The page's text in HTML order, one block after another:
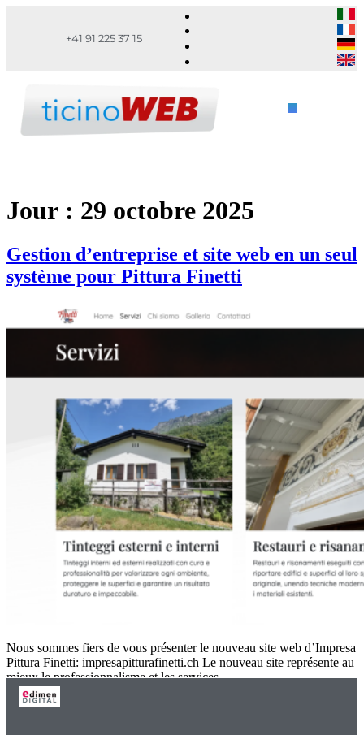
+41 91 225 37 15
Jour : 29 octobre 2025
Gestion d’entreprise et site web en un seul
système pour Pittura Finetti
Nous sommes fiers de vous présenter le nouveau site web d’Impresa
Pittura Finetti: impresapitturafinetti.ch Le nouveau site représente au
mieux le professionnalisme et les services